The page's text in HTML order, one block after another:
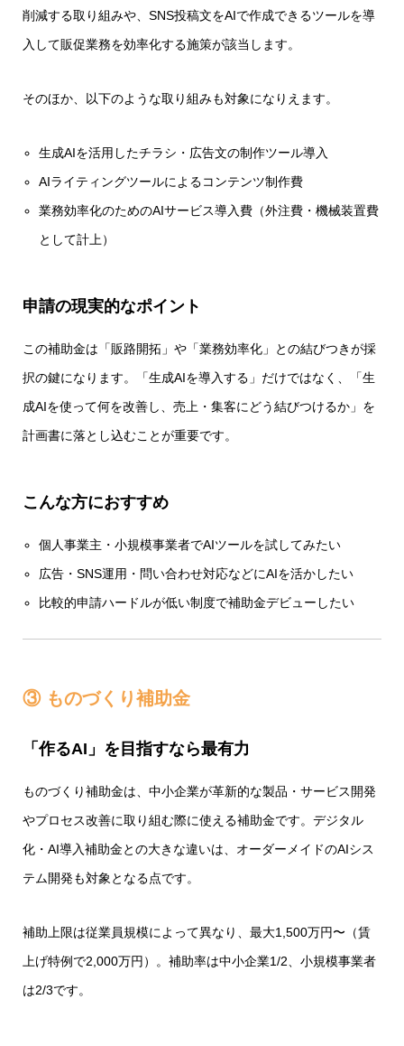
削減する取り組みや、SNS投稿文をAIで作成できるツールを導
入して販促業務を効率化する施策が該当します。
そのほか、以下のような取り組みも対象になりえます。
生成AIを活用したチラシ・広告文の制作ツール導入
AIライティングツールによるコンテンツ制作費
業務効率化のためのAIサービス導入費（外注費・機械装置費
として計上）
申請の現実的なポイント
この補助金は「販路開拓」や「業務効率化」との結びつきが採
択の鍵になります。「生成AIを導入する」だけではなく、「生
成AIを使って何を改善し、売上・集客にどう結びつけるか」を
計画書に落とし込むことが重要です。
こんな方におすすめ
個人事業主・小規模事業者でAIツールを試してみたい
広告・SNS運用・問い合わせ対応などにAIを活かしたい
比較的申請ハードルが低い制度で補助金デビューしたい
③ ものづくり補助金
「作るAI」を目指すなら最有力
ものづくり補助金は、中小企業が革新的な製品・サービス開発
やプロセス改善に取り組む際に使える補助金です。デジタル
化・AI導入補助金との大きな違いは、オーダーメイドのAIシス
テム開発も対象となる点です。
補助上限は従業員規模によって異なり、最大1,500万円〜（賃
上げ特例で2,000万円）。補助率は中小企業1/2、小規模事業者
は2/3です。